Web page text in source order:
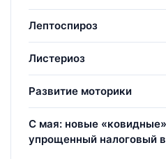
Лептоспироз
Листериоз
Развитие моторики
С мая: новые
упрощенный налоговый